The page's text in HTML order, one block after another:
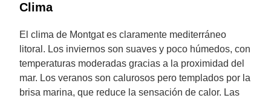
Clima
El clima de Montgat es claramente mediterráneo
litoral. Los inviernos son suaves y poco húmedos, con
temperaturas moderadas gracias a la proximidad del
mar. Los veranos son calurosos pero templados por la
brisa marina, que reduce la sensación de calor. Las